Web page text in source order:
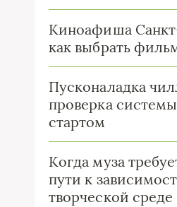
Киноафиша
как выбрать
Пусконаладка
проверка
стартом
Когда муза
пути к
творческой среде